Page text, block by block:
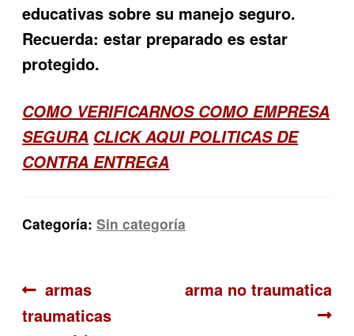
educativas sobre su manejo seguro.
Recuerda: estar preparado es estar
protegido.
COMO VERIFICARNOS COMO EMPRESA
SEGURA CLICK AQUI POLITICAS DE
CONTRA ENTREGA
Categoría:Sin categoría
Navegación
Anterior:
armas
traumaticas
Siguiente:
arma no traumatica